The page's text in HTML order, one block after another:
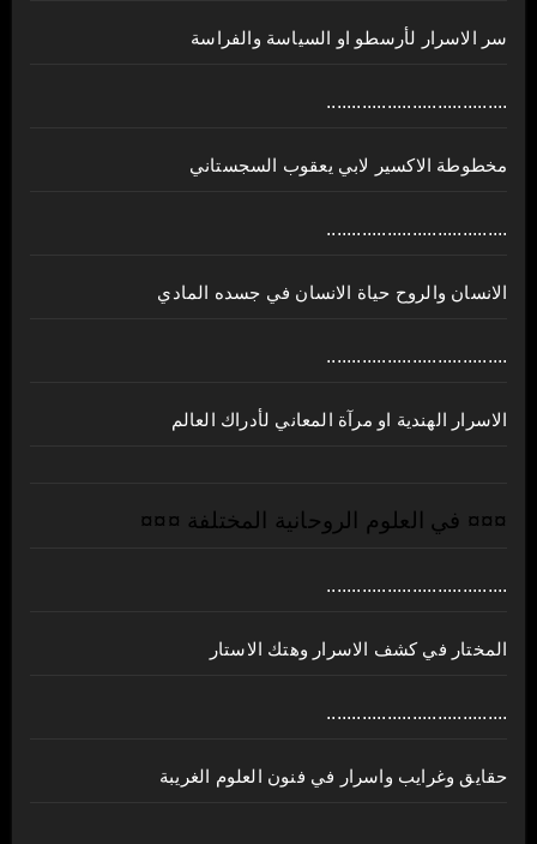
سر الاسرار لأرسطو او السياسة والفراسة
....................................
مخطوطة الاكسير لابي يعقوب السجستاني
....................................
الانسان والروح حياة الانسان في جسده المادي
....................................
الاسرار الهندية او مرآة المعاني لأدراك العالم
¤¤¤ في العلوم الروحانية المختلفة ¤¤¤
....................................
المختار في كشف الاسرار وهتك الاستار
....................................
حقايق وغرايب واسرار في فنون العلوم الغريبة